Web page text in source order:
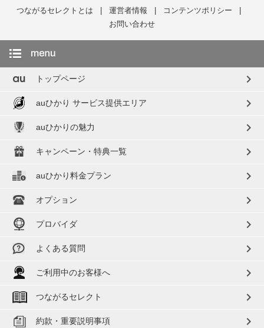
つながるセレクトとは 運営者情報
コンテンツポリシー
お問い合わせ
トップページ chevron_right
auひかり サービス提供エリア chevron_right
auひかりの魅力 chevron_right
キャンペーン・特典一覧 chevron_right
auひかり料金プラン chevron_right
オプション chevron_right
プロバイダ chevron_right
よくある質問 chevron_right
ご利用中のお客様へ chevron_right
つながるセレクト chevron_right
約款・重要説明事項 chevron_right